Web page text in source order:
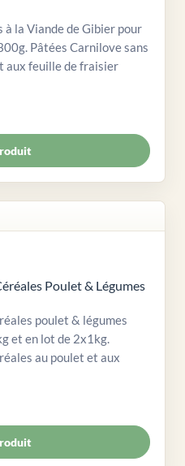
à la Viande de Gibier pour
Pâtées Carnilove sans
aux feuille de fraisier
Poulet & Légumes
poulet & légumes
et en lot de 2x1kg.
au poulet et aux